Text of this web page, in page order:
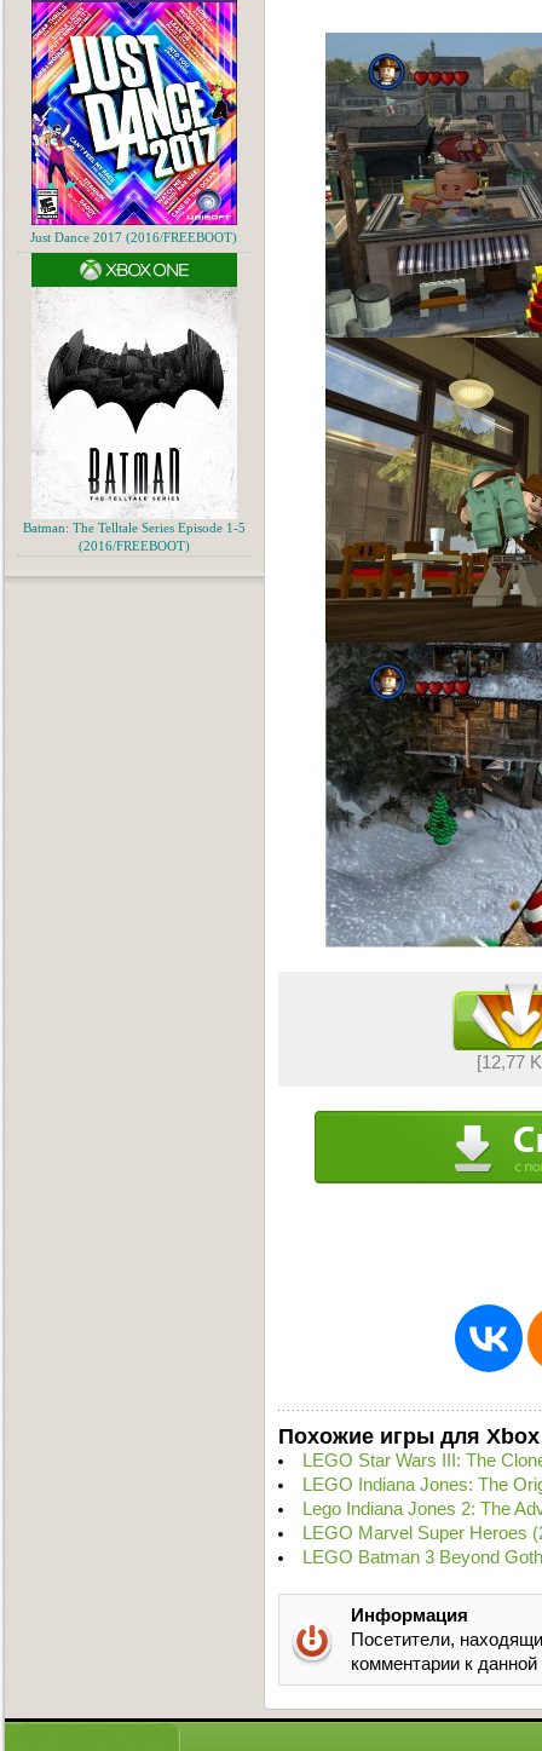
[12,77
Похожие игры для Xbox
LEGO Star Wars III: The
LEGO Indiana Jones: The
Lego Indiana Jones 2: The
LEGO Marvel Super Heroes
LEGO Batman 3 Beyond
Информация
Посетители,
комментарии к
Just Dance 2017 (2016/FREEBOOT)
Batman: The Telltale Series Episode 1-5
(2016/FREEBOOT)